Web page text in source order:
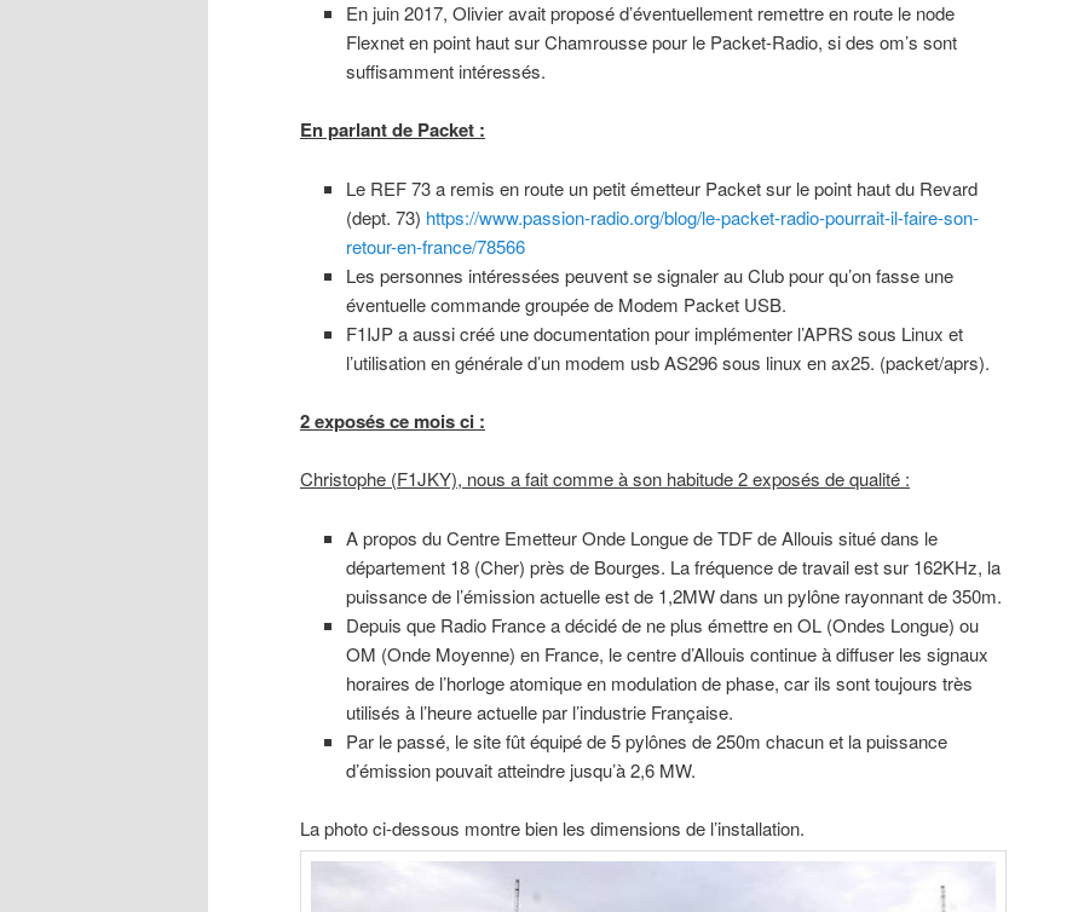
En juin 2017, Olivier avait proposé d’éventuellement remettre en route le node
Flexnet en point haut sur Chamrousse pour le Packet-Radio, si des om’s sont
suffisamment intéressés.
En parlant de Packet :
Le REF 73 a remis en route un petit émetteur Packet sur le point haut du Revard
(dept. 73) https://www.passion-radio.org/blog/le-packet-radio-pourrait-il-faire-son-
retour-en-france/78566
Les personnes intéressées peuvent se signaler au Club pour qu’on fasse une
éventuelle commande groupée de Modem Packet USB.
F1IJP a aussi créé une documentation pour implémenter l’APRS sous Linux et
l’utilisation en générale d’un modem usb AS296 sous linux en ax25. (packet/aprs).
2 exposés ce mois ci :
Christophe (F1JKY), nous a fait comme à son habitude 2 exposés de qualité :
A propos du Centre Emetteur Onde Longue de TDF de Allouis situé dans le
département 18 (Cher) près de Bourges. La fréquence de travail est sur 162KHz, la
puissance de l’émission actuelle est de 1,2MW dans un pylône rayonnant de 350m.
Depuis que Radio France a décidé de ne plus émettre en OL (Ondes Longue) ou
OM (Onde Moyenne) en France, le centre d’Allouis continue à diffuser les signaux
horaires de l’horloge atomique en modulation de phase, car ils sont toujours très
utilisés à l’heure actuelle par l’industrie Française.
Par le passé, le site fût équipé de 5 pylônes de 250m chacun et la puissance
d’émission pouvait atteindre jusqu’à 2,6 MW.
La photo ci-dessous montre bien les dimensions de l’installation.